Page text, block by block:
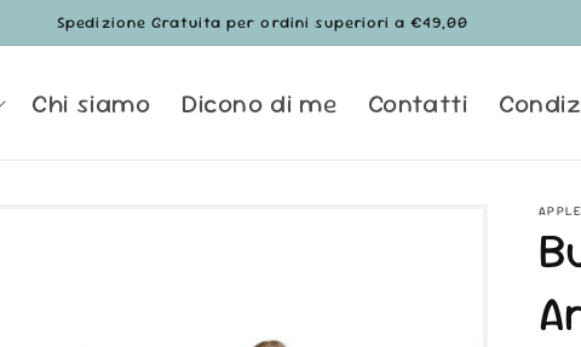
Spedizione Gratuita per ordini superiori a €49,00
Chi siamo Dicono di me Contatti